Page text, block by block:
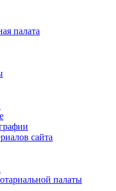
палата
сайта
палаты